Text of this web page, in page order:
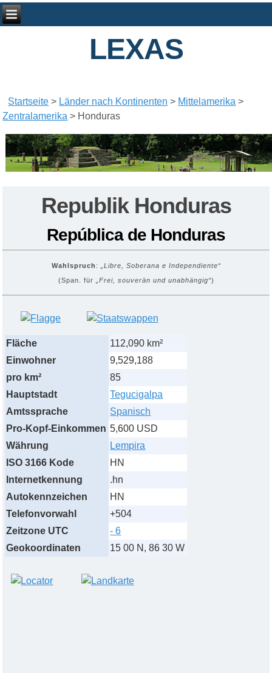
LEXAS
Startseite > Länder nach Kontinenten > Mittelamerika >
Zentralamerika > Honduras
Republik Honduras
República de Honduras
Wahlspruch :
„Libre, Soberana e Independiente“
(Span. für
„Frei, souverän und unabhängig“)
Fläche
112,090 km²
Einwohner
9,529,188
pro km²
85
Hauptstadt
Tegucigalpa
Amtssprache
Spanisch
Pro-Kopf-Einkommen 5,600 USD
Währung
Lempira
ISO 3166 Kode
HN
Internetkennung
.hn
Autokennzeichen
HN
Telefonvorwahl
+504
Zeitzone UTC
- 6
Geokoordinaten
15 00 N, 86 30 W